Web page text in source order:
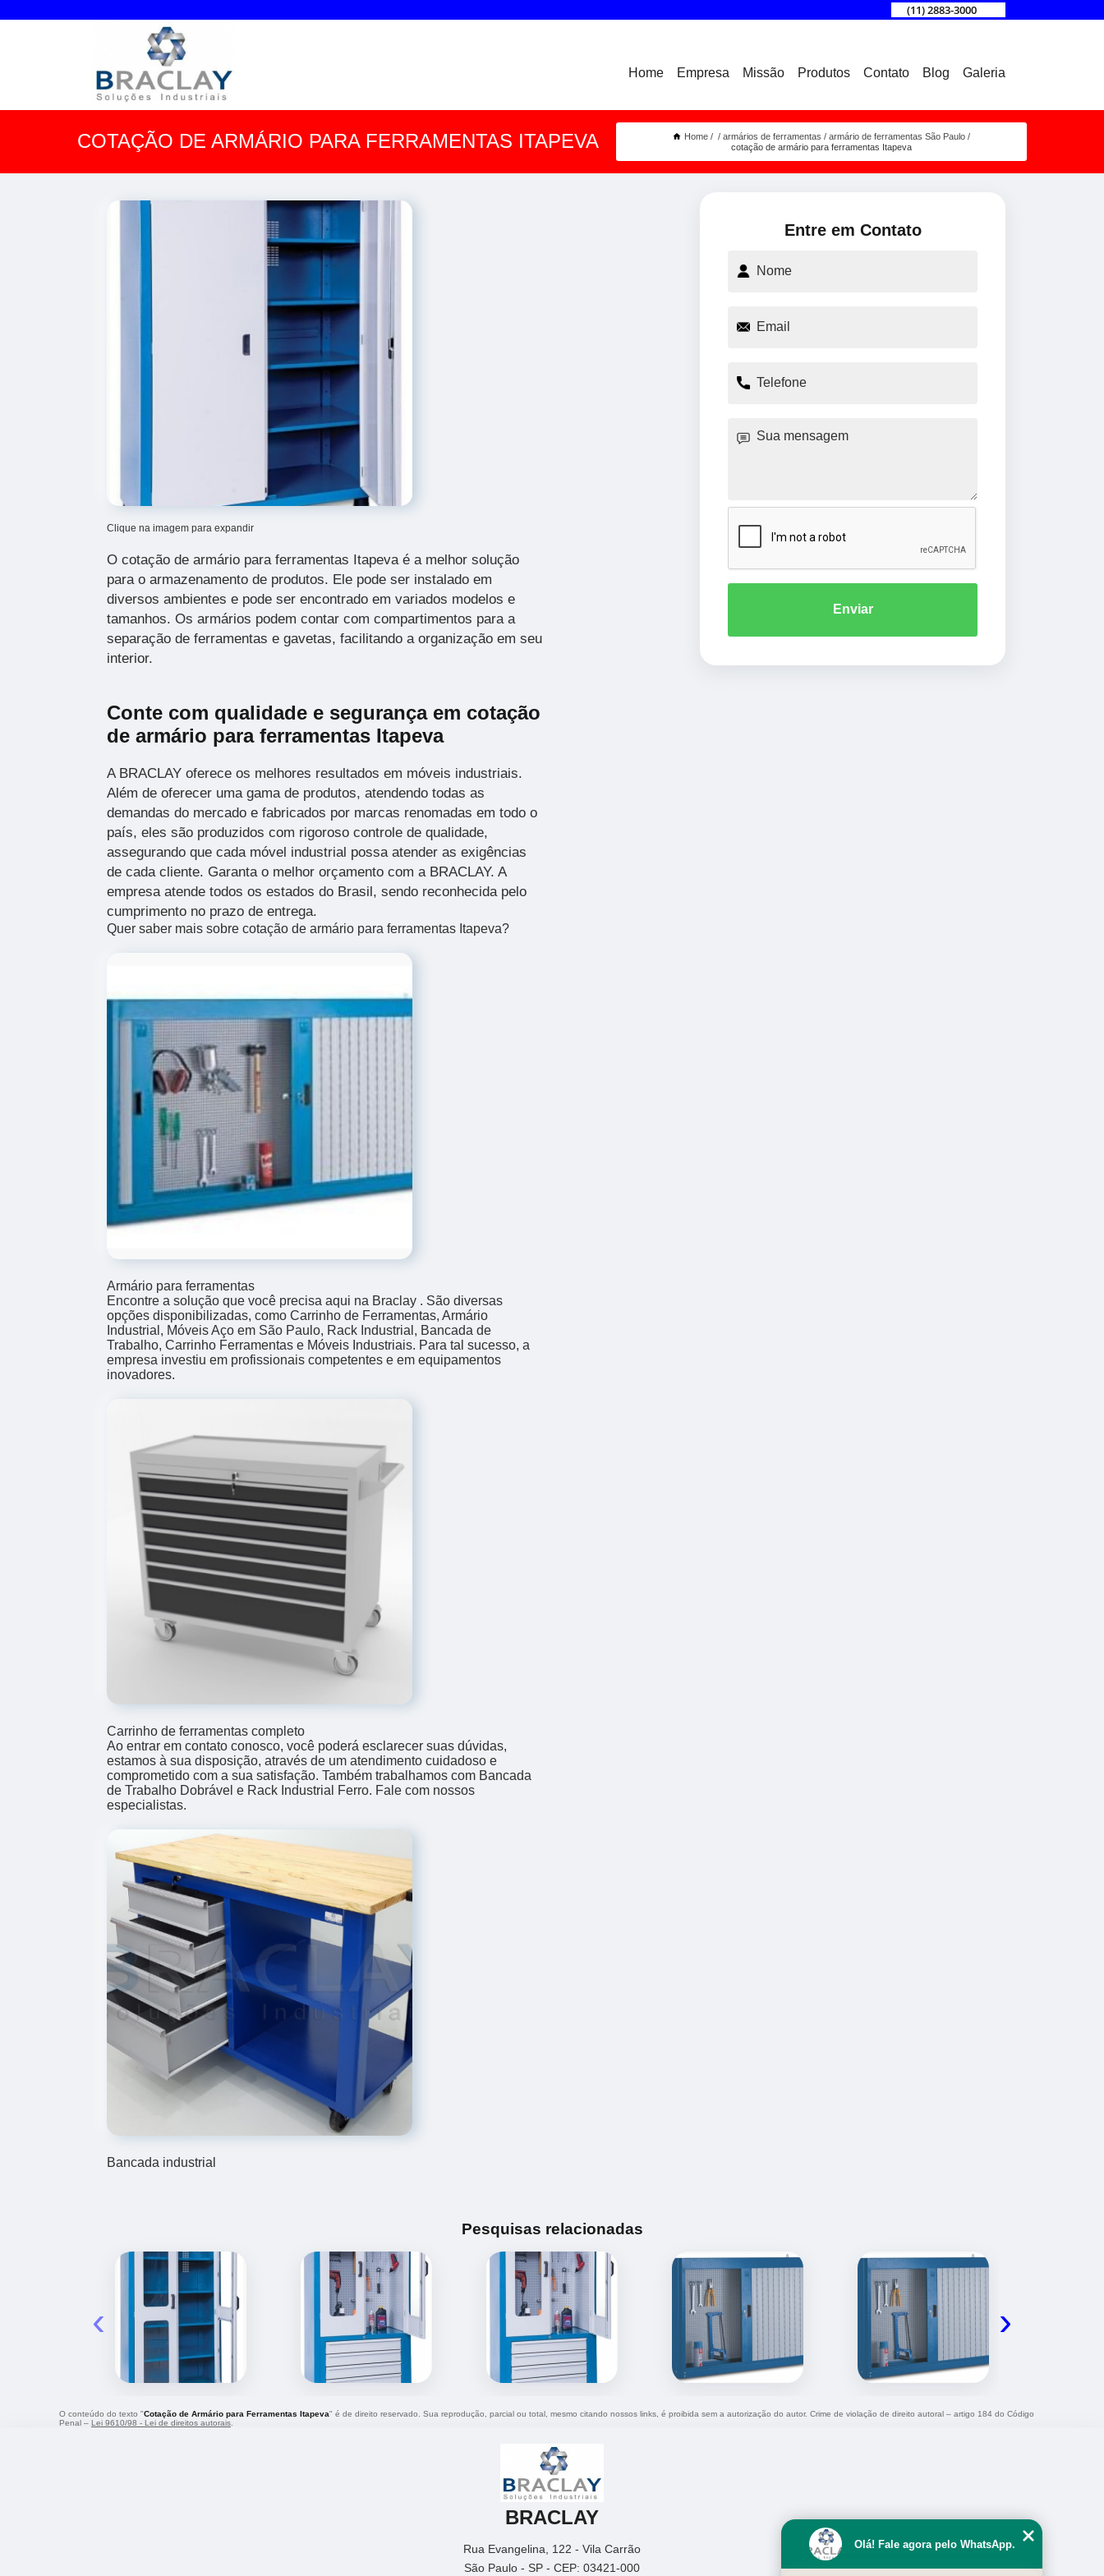
(11) 2883-3000
Home Empresa Missão Produtos Contato Blog Galeria
COTAÇÃO DE ARMÁRIO PARA FERRAMENTAS ITAPEVA Home armários de ferramentas
armário de ferramentas São Paulo
cotação de armário para ferramentas Itapeva
Clique na imagem para expandir
O cotação de armário para ferramentas Itapeva é a melhor solução
para o armazenamento de produtos. Ele pode ser instalado em
diversos ambientes e pode ser encontrado em variados modelos e
tamanhos. Os armários podem contar com compartimentos para a
separação de ferramentas e gavetas, facilitando a organização em seu
interior.
Conte com qualidade e segurança em cotação
de armário para ferramentas Itapeva
A BRACLAY oferece os melhores resultados em móveis industriais.
Além de oferecer uma gama de produtos, atendendo todas as
demandas do mercado e fabricados por marcas renomadas em todo o
país, eles são produzidos com rigoroso controle de qualidade,
assegurando que cada móvel industrial possa atender as exigências
de cada cliente. Garanta o melhor orçamento com a BRACLAY. A
empresa atende todos os estados do Brasil, sendo reconhecida pelo
cumprimento no prazo de entrega.
Quer saber mais sobre cotação de armário para ferramentas Itapeva?
Armário para ferramentas
Encontre a solução que você precisa aqui na Braclay . São diversas
opções disponibilizadas, como Carrinho de Ferramentas, Armário
Industrial, Móveis Aço em São Paulo, Rack Industrial, Bancada de
Trabalho, Carrinho Ferramentas e Móveis Industriais. Para tal sucesso, a
empresa investiu em profissionais competentes e em equipamentos
inovadores.
Carrinho de ferramentas completo
Ao entrar em contato conosco, você poderá esclarecer suas dúvidas,
estamos à sua disposição, através de um atendimento cuidadoso e
comprometido com a sua satisfação. Também trabalhamos com Bancada
de Trabalho Dobrável e Rack Industrial Ferro. Fale com nossos
especialistas.
Bancada industrial
Entre em Contato
Enviar
Pesquisas relacionadas
‹ ›
O conteúdo do texto "Cotação de Armário para Ferramentas Itapeva" é de direito reservado. Sua reprodução, parcial ou total, mesmo citando nossos links, é proibida sem a autorização do autor. Crime de violação de direito autoral – artigo 184 do Código
Penal – Lei 9610/98 - Lei de direitos autorais
BRACLAY
Rua Evangelina, 122 - Vila Carrão
São Paulo - SP - CEP: 03421-000
Olá! Fale agora pelo WhatsApp.